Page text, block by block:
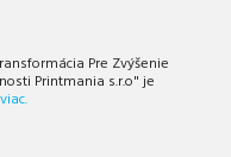
Pre Zvýšenie
Printmania s.r.o" je